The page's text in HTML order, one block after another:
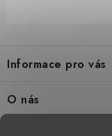
p
a
t
Informace pro vás
Tabulka velikostí
O nás